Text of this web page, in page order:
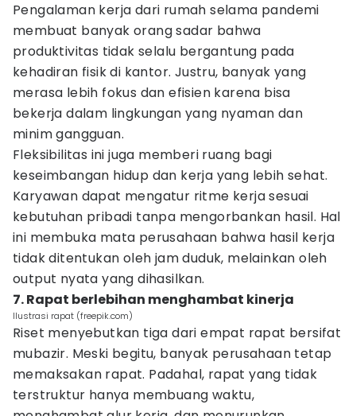
Pengalaman kerja dari rumah selama pandemi
membuat banyak orang sadar bahwa
produktivitas tidak selalu bergantung pada
kehadiran fisik di kantor. Justru, banyak yang
merasa lebih fokus dan efisien karena bisa
bekerja dalam lingkungan yang nyaman dan
minim gangguan.
Fleksibilitas ini juga memberi ruang bagi
keseimbangan hidup dan kerja yang lebih sehat.
Karyawan dapat mengatur ritme kerja sesuai
kebutuhan pribadi tanpa mengorbankan hasil. Hal
ini membuka mata perusahaan bahwa hasil kerja
tidak ditentukan oleh jam duduk, melainkan oleh
output nyata yang dihasilkan.
7. Rapat berlebihan menghambat kinerja
Ilustrasi rapat (freepik.com)
Riset menyebutkan tiga dari empat rapat bersifat
mubazir. Meski begitu, banyak perusahaan tetap
memaksakan rapat. Padahal, rapat yang tidak
terstruktur hanya membuang waktu,